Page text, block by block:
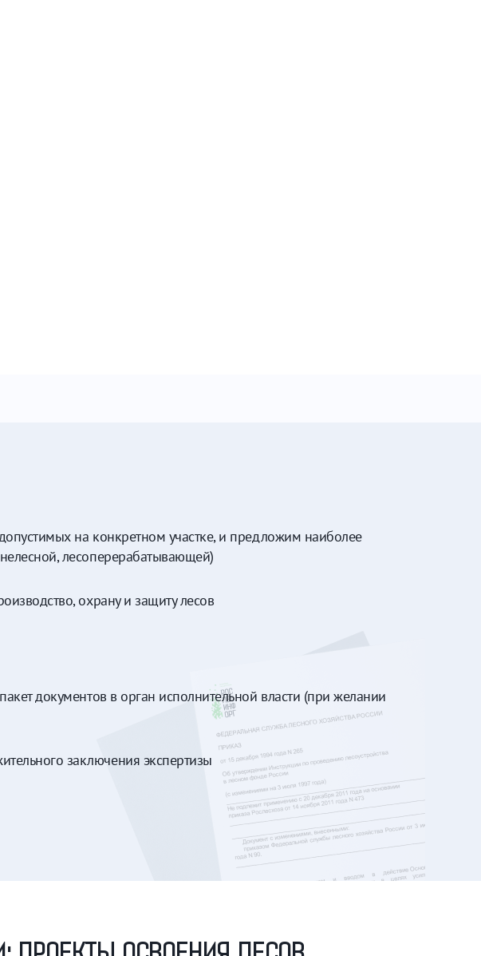
на конкретном участке, и предложим наиболее
лесоперерабатывающей)
охрану и защиту лесов
документов в орган исполнительной власти (при желании
заключения экспертизы